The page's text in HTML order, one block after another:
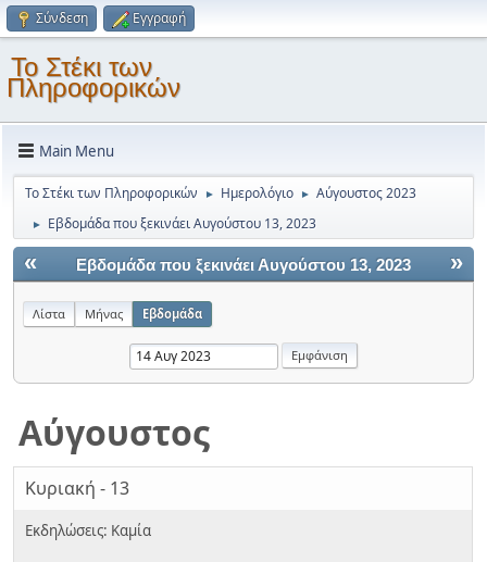
Σύνδεση Εγγραφή
Το Στέκι των
Πληροφορικών
Main Menu
Το Στέκι των Πληροφορικών ► Ημερολόγιο ► Αύγουστος 2023
► Εβδομάδα που ξεκινάει Αυγούστου 13, 2023
« »
Εβδομάδα που ξεκινάει Αυγούστου 13, 2023
Λίστα Μήνας Εβδομάδα
Αύγουστος
Κυριακή - 13